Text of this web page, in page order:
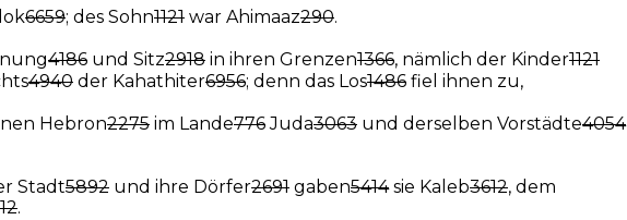
6659; des Sohn1121 war Ahimaaz290.
4186 und Sitz2918 in ihren Grenzen1366, nämlich der Kinder1121
4940 der Kahathiter6956; denn das Los1486 fiel ihnen zu,
Hebron2275 im Lande776Juda3063 und derselben Vorstädte4054
Stadt5892 und ihre Dörfer2691 gaben5414sie Kaleb3612, dem
.